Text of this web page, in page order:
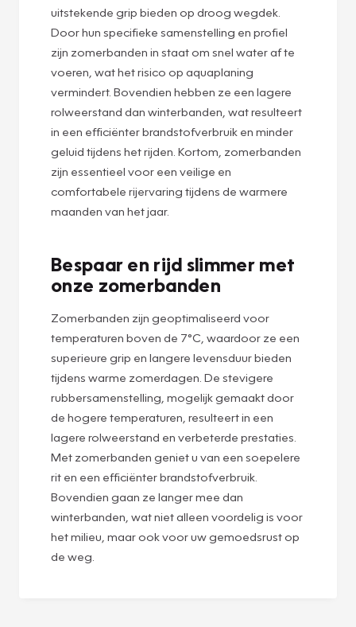
uitstekende grip bieden op droog wegdek.
Door hun specifieke samenstelling en profiel
zijn zomerbanden in staat om snel water af te
voeren, wat het risico op aquaplaning
vermindert. Bovendien hebben ze een lagere
rolweerstand dan winterbanden, wat resulteert
in een efficiënter brandstofverbruik en minder
geluid tijdens het rijden. Kortom, zomerbanden
zijn essentieel voor een veilige en
comfortabele rijervaring tijdens de warmere
maanden van het jaar.
Bespaar en rijd slimmer met
onze zomerbanden
Zomerbanden zijn geoptimaliseerd voor
temperaturen boven de 7°C, waardoor ze een
superieure grip en langere levensduur bieden
tijdens warme zomerdagen. De stevigere
rubbersamenstelling, mogelijk gemaakt door
de hogere temperaturen, resulteert in een
lagere rolweerstand en verbeterde prestaties.
Met zomerbanden geniet u van een soepelere
rit en een efficiënter brandstofverbruik.
Bovendien gaan ze langer mee dan
winterbanden, wat niet alleen voordelig is voor
het milieu, maar ook voor uw gemoedsrust op
de weg.